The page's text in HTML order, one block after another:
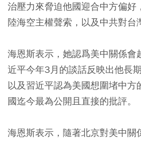
治壓力來脅迫他國迎合中方偏好
陸海空主權聲索，以及中共對台
海恩斯表示，她認爲美中關係會
近平今年3月的談話反映出他長
以及習近平認為美國想圍堵中方
國迄今最為公開且直接的批評。
海恩斯表示，隨著北京對美中關